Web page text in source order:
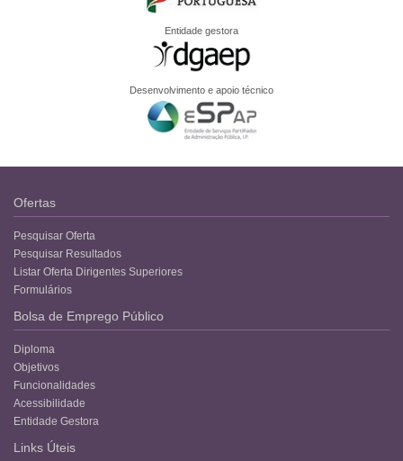
Entidade gestora
Desenvolvimento e apoio técnico
Ofertas
Pesquisar Oferta
Pesquisar Resultados
Listar Oferta Dirigentes Superiores
Formulários
Bolsa de Emprego Público
Diploma
Objetivos
Funcionalidades
Acessibilidade
Entidade Gestora
Links Úteis